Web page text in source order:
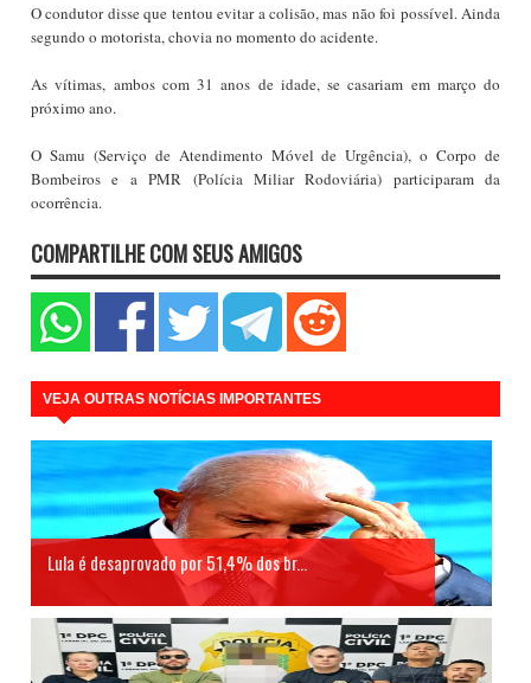
O condutor disse que tentou evitar a colisão, mas não foi possível. Ainda
segundo o motorista, chovia no momento do acidente.
As vítimas, ambos com 31 anos de idade, se casariam em março do
próximo ano.
O Samu (Serviço de Atendimento Móvel de Urgência), o Corpo de
Bombeiros e a PMR (Polícia Miliar Rodoviária) participaram da
ocorrência.
COMPARTILHE COM SEUS AMIGOS
VEJA OUTRAS NOTÍCIAS IMPORTANTES
Lula é desaprovado por 51,4% dos br...